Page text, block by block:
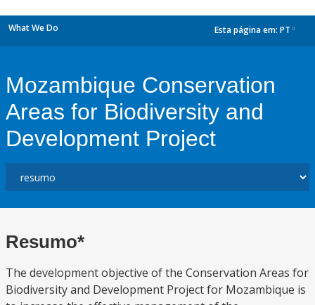
What We Do Esta página em: PT
Mozambique Conservation
Areas for Biodiversity and
Development Project
Resumo*
The development objective of the Conservation Areas for
Biodiversity and Development Project for Mozambique is